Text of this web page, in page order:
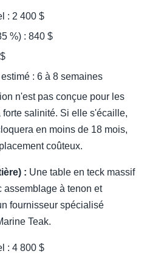
: 2 400 $
%) : 840 $
: 6 à 8 semaines
n'est pas conçue pour les
salinité. Si elle s'écaille,
en moins de 18 mois,
coûteux.
: Une table en teck massif
assemblage à tenon et
fournisseur spécialisé
Teak.
: 4 800 $